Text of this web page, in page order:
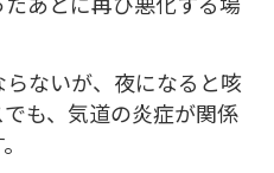
らないが、夜になると咳
も、気道の炎症が関係